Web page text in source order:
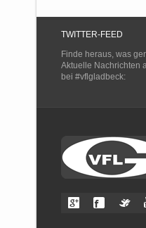
TWITTER-FEED
Finde heraus, was
Aktuelle Nachrichten
bei #vflgladbeck: